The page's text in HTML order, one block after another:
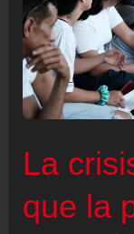
Delcy
Rodríguez
en
su
contra
guerrilla
La
que la